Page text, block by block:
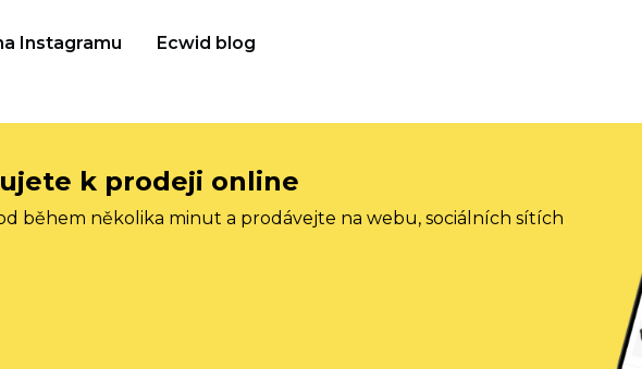
Instagramu Ecwid blog
k prodeji online
během několika minut a prodávejte na webu, sociálních sítích